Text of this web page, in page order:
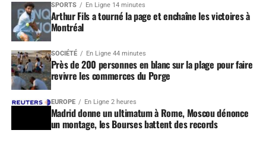
SPORTS En Ligne 14 minutes
Arthur Fils a tourné la page et enchaîne les victoires à
Montréal
SOCIÉTÉ En Ligne 44 minutes
Près de 200 personnes en blanc sur la plage pour faire
revivre les commerces du Porge
EUROPE En Ligne 2 heures
Madrid donne un ultimatum à Rome, Moscou dénonce
un montage, les Bourses battent des records